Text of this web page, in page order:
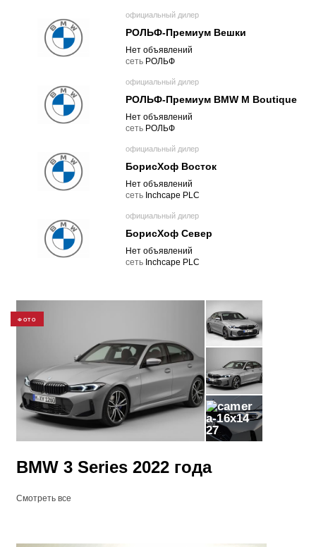
официальный дилер
РОЛЬФ-Премиум Вешки
Нет объявлений
cеть РОЛЬФ
официальный дилер
РОЛЬФ-Премиум BMW M Boutique
Нет объявлений
cеть РОЛЬФ
официальный дилер
БорисХоф Восток
Нет объявлений
cеть Inchcape PLC
официальный дилер
БорисХоф Север
Нет объявлений
cеть Inchcape PLC
ФОТО
27
BMW 3 Series 2022 года
Смотреть все